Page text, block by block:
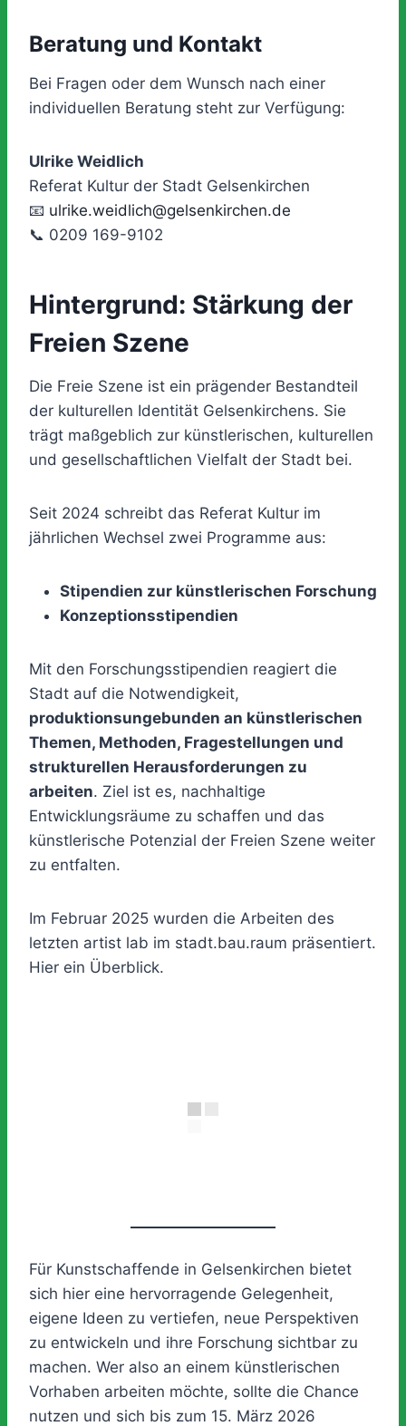
Beratung und Kontakt
Bei Fragen oder dem Wunsch nach einer
individuellen Beratung steht zur Verfügung:
Ulrike Weidlich
Referat Kultur der Stadt Gelsenkirchen
📧 ulrike.weidlich@gelsenkirchen.de
📞 0209 169-9102
Hintergrund: Stärkung der
Freien Szene
Die Freie Szene ist ein prägender Bestandteil
der kulturellen Identität Gelsenkirchens. Sie
trägt maßgeblich zur künstlerischen, kulturellen
und gesellschaftlichen Vielfalt der Stadt bei.
Seit 2024 schreibt das Referat Kultur im
jährlichen Wechsel zwei Programme aus:
Stipendien zur künstlerischen Forschung
Konzeptionsstipendien
Mit den Forschungsstipendien reagiert die
Stadt auf die Notwendigkeit,
produktionsungebunden an künstlerischen
Themen, Methoden, Fragestellungen und
strukturellen Herausforderungen zu
arbeiten. Ziel ist es, nachhaltige
Entwicklungsräume zu schaffen und das
künstlerische Potenzial der Freien Szene weiter
zu entfalten.
Im Februar 2025 wurden die Arbeiten des
letzten artist lab im stadt.bau.raum präsentiert.
Hier ein Überblick.
Für Kunstschaffende in Gelsenkirchen bietet
sich hier eine hervorragende Gelegenheit,
eigene Ideen zu vertiefen, neue Perspektiven
zu entwickeln und ihre Forschung sichtbar zu
machen. Wer also an einem künstlerischen
Vorhaben arbeiten möchte, sollte die Chance
nutzen und sich bis zum 15. März 2026